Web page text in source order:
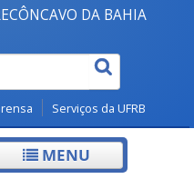
CanaisDA BAHIA
Serviços da UFRB
MENU